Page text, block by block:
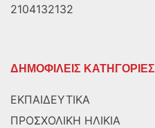
2104132132
ΔΗΜΟΦΙΛΕΙΣ ΚΑΤΗΓΟΡΙΕΣ
ΕΚΠΑΙΔΕΥΤΙΚΑ
ΠΡΟΣΧΟΛΙΚΗ ΗΛΙΚΙΑ